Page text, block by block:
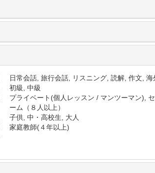
日常会話, 旅行会話, リスニング, 読解, 作文, 海
初級, 中級
プライベート(個人レッスン / マンツーマン),
ーム（８人以上）
子供, 中・高校生, 大人
家庭教師(４年以上)